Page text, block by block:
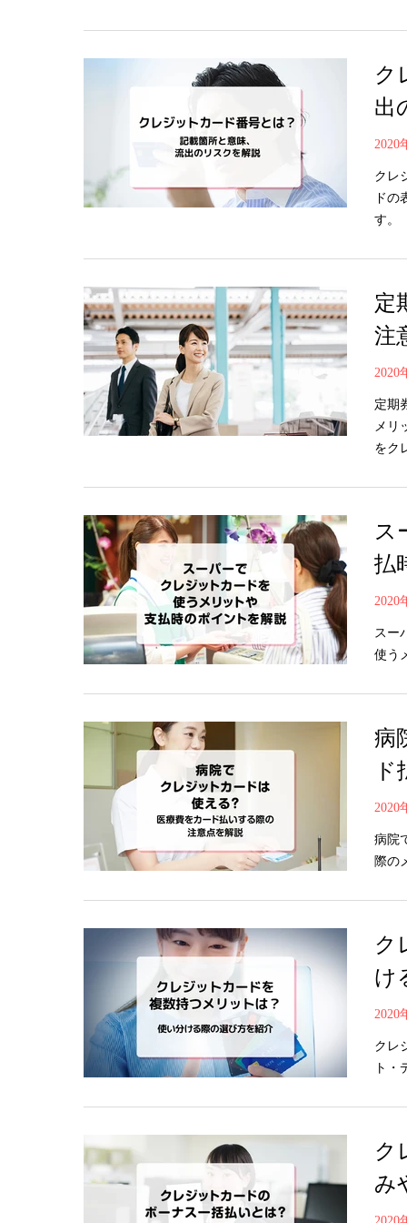
ク
出
2020
クレ
ド
す。
定
注
2020
定期
メリ
をク
ス
払
2020
スー
使う
病
2020
病院
際の
ク
け
2020
クレ
ト
ク
み